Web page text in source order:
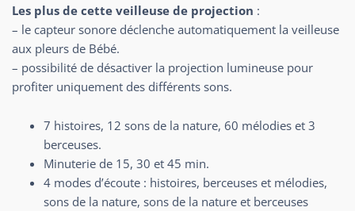
Les plus de cette veilleuse de projection :
– le capteur sonore déclenche automatiquement la veilleuse
aux pleurs de Bébé.
– possibilité de désactiver la projection lumineuse pour
profiter uniquement des différents sons.
7 histoires, 12 sons de la nature, 60 mélodies et 3
berceuses.
Minuterie de 15, 30 et 45 min.
4 modes d’écoute : histoires, berceuses et mélodies,
sons de la nature, sons de la nature et berceuses